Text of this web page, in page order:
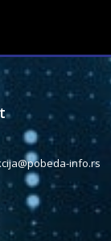
info.rs